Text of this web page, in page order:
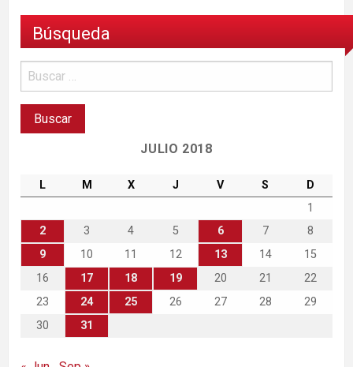
Búsqueda
JULIO 2018
L M X J V S
D
1
2
3 4 5 6 7
8
9
10 11 12 13 14
15
16
17 18 19 20 21
22
23
24 25 26 27 28
29
30
31